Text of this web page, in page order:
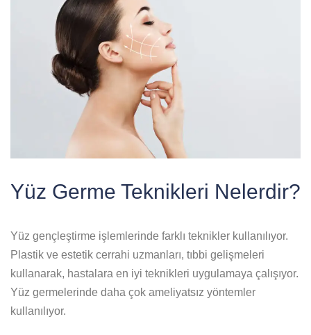
Yüz Germe Teknikleri Nelerdir?
Yüz gençleştirme işlemlerinde farklı teknikler kullanılıyor.
Plastik ve estetik cerrahi uzmanları, tıbbi gelişmeleri
kullanarak, hastalara en iyi teknikleri uygulamaya çalışıyor.
Yüz germelerinde daha çok ameliyatsız yöntemler
kullanılıyor.